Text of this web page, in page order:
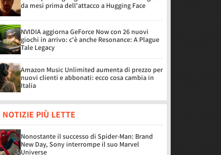
da mesi prima dell'attacco a Hugging Face
NVIDIA aggiorna GeForce Now con 26 nuovi
giochi in arrivo: c'è anche Resonance: A Plague
Tale Legacy
Amazon Music Unlimited aumenta di prezzo per
nuovi clienti e abbonati: ecco cosa cambia in
Italia
NOTIZIE PIÙ LETTE
Nonostante il successo di Spider-Man: Brand
New Day, Sony interrompe il suo Marvel
Universe